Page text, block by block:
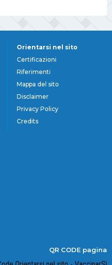
Orientarsi nel sito
Certificazioni
Riferimenti
Mappa del sito
Disclaimer
Privacy Policy
Credits
QR CODE pagina